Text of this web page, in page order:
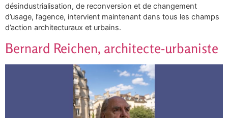
désindustrialisation, de reconversion et de changement
d’usage, l’agence, intervient maintenant dans tous les champs
d’action architecturaux et urbains.
Bernard Reichen, architecte-urbaniste